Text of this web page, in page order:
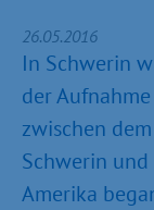
26.05.2016
In Schwerin
der
zwischen
Schwerin
Amerika